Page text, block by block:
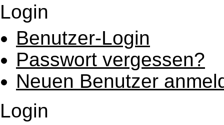
Login
Benutzer-Login
Passwort vergessen?
Neuen Benutzer
Login